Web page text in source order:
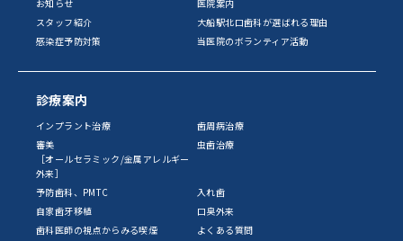
お知らせ
医院案内
スタッフ紹介
大船駅北口歯科が選ばれる理由
感染症予防対策
当医院のボランティア活動
診療案内
インプラント治療
歯周病治療
審美
［オールセラミック/金属アレルギー
外来］
虫歯治療
予防歯科、PMTC
入れ歯
自家歯牙移植
口臭外来
歯科医師の視点からみる喫煙
よくある質問